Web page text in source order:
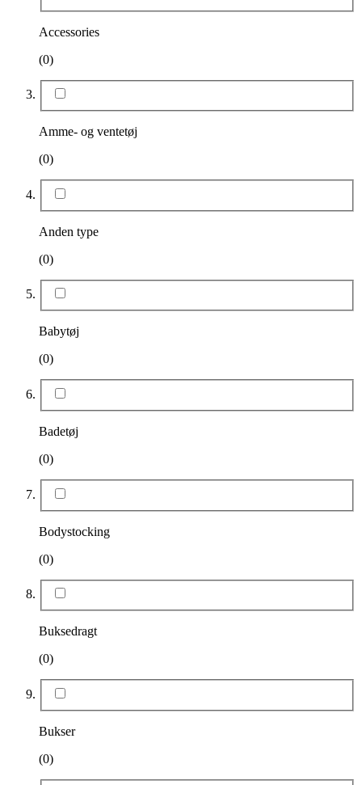
Accessories
(0)
Amme- og ventetøj
(0)
Anden type
(0)
Babytøj
(0)
Badetøj
(0)
Bodystocking
(0)
Buksedragt
(0)
Bukser
(0)